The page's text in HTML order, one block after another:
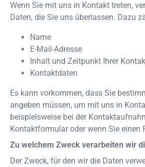
Wenn Sie mit uns in Kontakt treten,
Daten, die Sie uns überlassen. Dazu
Name
E-Mail-Adresse
Inhalt und Zeitpunkt Ihrer
Kontaktdaten
Es kann vorkommen, dass Sie
angeben müssen, um mit uns in
beispielsweise bei der
Kontaktformular oder wenn Sie einen
Zu welchem Zweck verarbeiten wir
Der Zweck, für den wir die Daten